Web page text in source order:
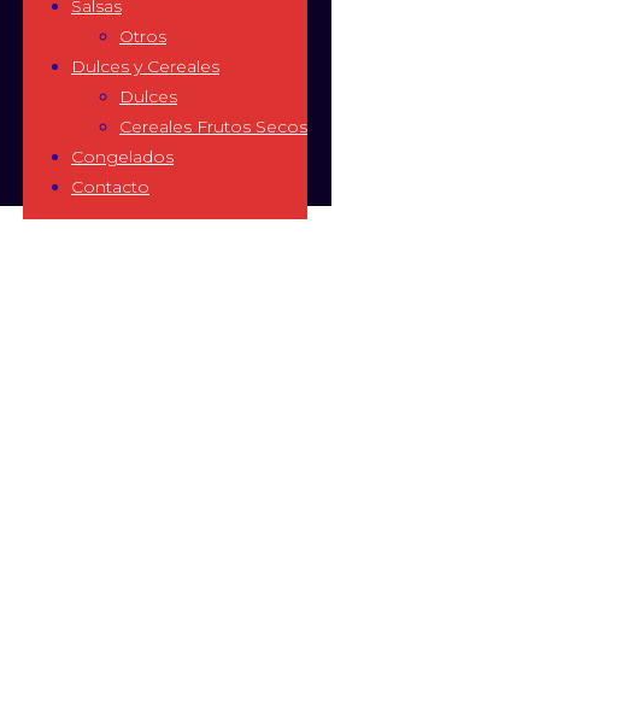
Salsas
Otros
Dulces y Cereales
Dulces
Cereales Frutos Secos
Congelados
Contacto